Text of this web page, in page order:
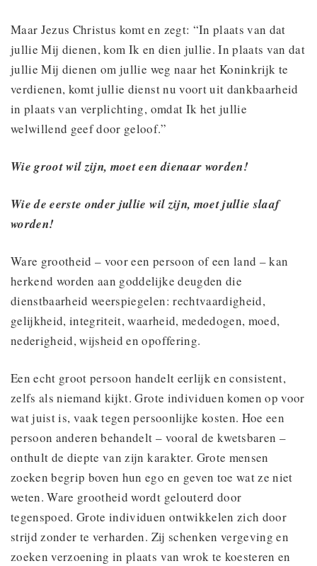
Maar Jezus Christus komt en zegt: “In plaats van dat
jullie Mij dienen, kom Ik en dien jullie. In plaats van dat
jullie Mij dienen om jullie weg naar het Koninkrijk te
verdienen, komt jullie dienst nu voort uit dankbaarheid
in plaats van verplichting, omdat Ik het jullie
welwillend geef door geloof.”
Wie groot wil zijn, moet een dienaar worden!
Wie de eerste onder jullie wil zijn, moet jullie slaaf
worden!
Ware grootheid – voor een persoon of een land – kan
herkend worden aan goddelijke deugden die
dienstbaarheid weerspiegelen: rechtvaardigheid,
gelijkheid, integriteit, waarheid, mededogen, moed,
nederigheid, wijsheid en opoffering.
Een echt groot persoon handelt eerlijk en consistent,
zelfs als niemand kijkt. Grote individuen komen op voor
wat juist is, vaak tegen persoonlijke kosten. Hoe een
persoon anderen behandelt – vooral de kwetsbaren –
onthult de diepte van zijn karakter. Grote mensen
zoeken begrip boven hun ego en geven toe wat ze niet
weten. Ware grootheid wordt gelouterd door
tegenspoed. Grote individuen ontwikkelen zich door
strijd zonder te verharden. Zij schenken vergeving en
zoeken verzoening in plaats van wrok te koesteren en